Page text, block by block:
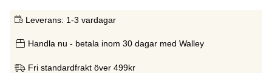
Leverans: 1-3 vardagar
Handla nu - betala inom 30 dagar med Walley
Fri standardfrakt över 499kr